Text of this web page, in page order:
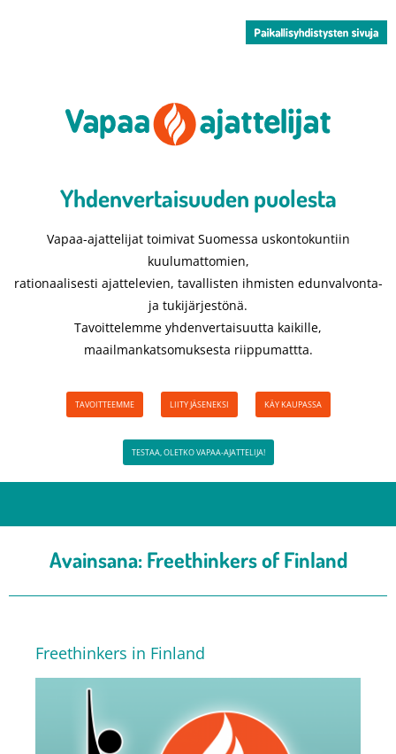
Yhdenvertaisuuden puolesta​
Vapaa-ajattelijat toimivat Suomessa uskontokuntiin
kuulumattomien,
rationaalisesti ajattelevien, tavallisten ihmisten edunvalvonta-
ja tukijärjestönä.
Tavoittelemme yhdenvertaisuutta kaikille,
maailmankatsomuksesta riippumattta.
TAVOITTEEMME LIITY JÄSENEKSI KÄY KAUPASSA
TESTAA, OLETKO VAPAA-AJATTELIJA!
Avainsana:Freethinkers of Finland
Freethinkers in Finland